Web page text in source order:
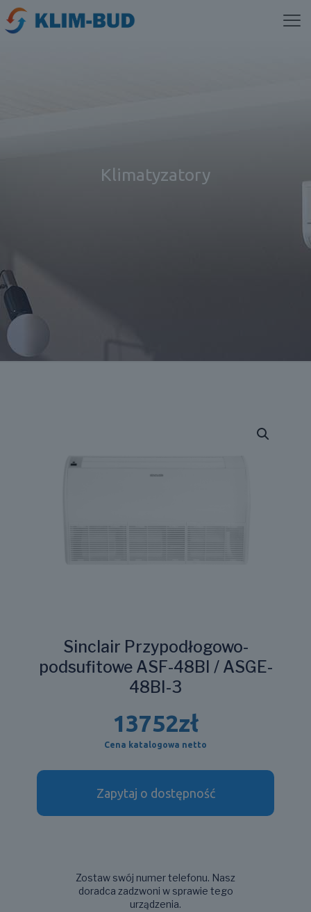
Klimatyzatory
Sinclair Przypodłogowo-
podsufitowe ASF-48BI / ASGE-
48BI-3
13752zł
Cena katalogowa netto
Zapytaj o dostępność
Zostaw swój numer telefonu. Nasz
doradca zadzwoni w sprawie tego
urządzenia.